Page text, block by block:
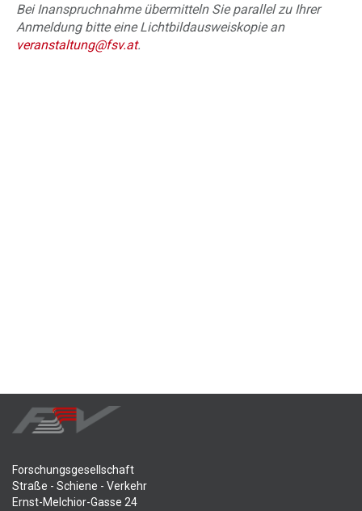
Bei Inanspruchnahme übermitteln Sie parallel zu Ihrer
Anmeldung bitte eine Lichtbildausweiskopie an
veranstaltung@fsv.at.
Forschungsgesellschaft
Straße - Schiene - Verkehr
Ernst-Melchior-Gasse 24